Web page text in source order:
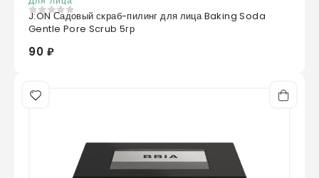
0из 5
J:ON Садовый скраб-пилинг для лица Baking Soda
Gentle Pore Scrub 5гр
90 ₽